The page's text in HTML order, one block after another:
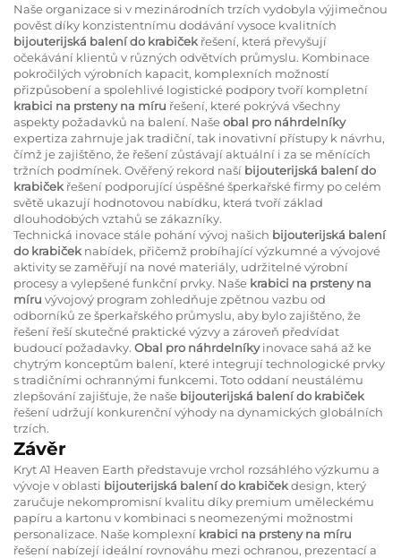
Naše organizace si v mezinárodních trzích vydobyla výjimečnou
pověst díky konzistentnímu dodávání vysoce kvalitních
bijouterijská balení do krabiček řešení, která převyšují
očekávání klientů v různých odvětvích průmyslu. Kombinace
pokročilých výrobních kapacit, komplexních možností
přizpůsobení a spolehlivé logistické podpory tvoří kompletní
krabici na prsteny na míru řešení, které pokrývá všechny
aspekty požadavků na balení. Našeobal pro náhrdelníky
expertiza zahrnuje jak tradiční, tak inovativní přístupy k návrhu,
čímž je zajištěno, že řešení zůstávají aktuální i za se měnících
tržních podmínek. Ověřený rekord naší bijouterijská balení do
krabiček řešení podporující úspěšné šperkařské firmy po celém
světě ukazují hodnotovou nabídku, která tvoří základ
dlouhodobých vztahů se zákazníky.
Technická inovace stále pohání vývoj našich bijouterijská balení
do krabiček nabídek, přičemž probíhající výzkumné a vývojové
aktivity se zaměřují na nové materiály, udržitelné výrobní
procesy a vylepšené funkční prvky. Naše krabici na prsteny na
míru vývojový program zohledňuje zpětnou vazbu od
odborníků ze šperkařského průmyslu, aby bylo zajištěno, že
řešení řeší skutečné praktické výzvy a zároveň předvídat
budoucí požadavky. Obal pro náhrdelníkyinovace sahá až ke
chytrým konceptům balení, které integrují technologické prvky
s tradičními ochrannými funkcemi. Toto oddaní neustálému
zlepšování zajišťuje, že naše bijouterijská balení do krabiček
řešení udržují konkurenční výhody na dynamických globálních
trzích.
Závěr
Kryt A1 Heaven Earth představuje vrchol rozsáhlého výzkumu a
vývoje v oblasti bijouterijská balení do krabičekdesign, který
zaručuje nekompromisní kvalitu díky premium uměleckému
papíru a kartonu v kombinaci s neomezenými možnostmi
personalizace. Naše komplexní krabici na prsteny na míru
řešení nabízejí ideální rovnováhu mezi ochranou, prezentací a